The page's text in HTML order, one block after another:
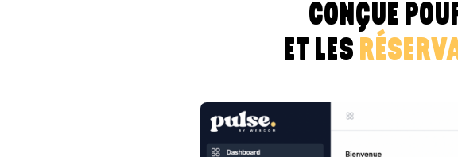
CONÇUE
ET LES